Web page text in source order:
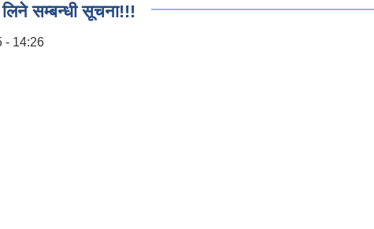
लिने सम्बन्धी सूचना!!!
- 14:26